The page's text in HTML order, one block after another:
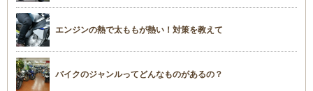
エンジンの熱で太ももが熱い！対策を教えて
バイクのジャンルってどんなものがあるの？